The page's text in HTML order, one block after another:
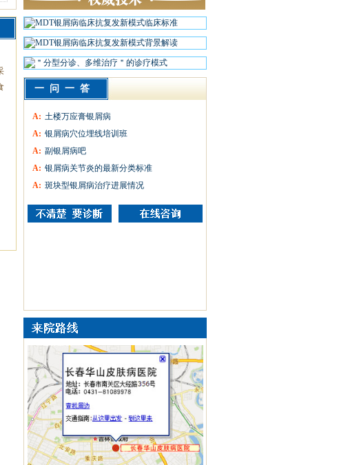
一问一答
A: 土楼万应膏银屑病
A: 银屑病穴位埋线培训班
A: 副银屑病吧
A: 银屑病关节炎的最新分类标准
A: 斑块型银屑病治疗进展情况